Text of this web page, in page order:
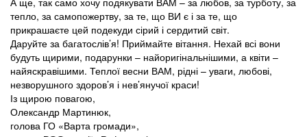
тепло, за самопожертву, за те, що ВИ є і за те, що
прикрашаєте цей подекуди сірий і сердитий світ.
Даруйте за багатослів’я! Приймайте вітання. Нехай всі вони
будуть щирими, подарунки – найоригінальнішими, а квіти –
найяскравішими. Теплої весни ВАМ, рідні – уваги, любові,
незворушного здоров’я і нев’янучої краси!
Із щирою повагою,
Олександр Мартинюк,
голова ГО «Варта громади»,